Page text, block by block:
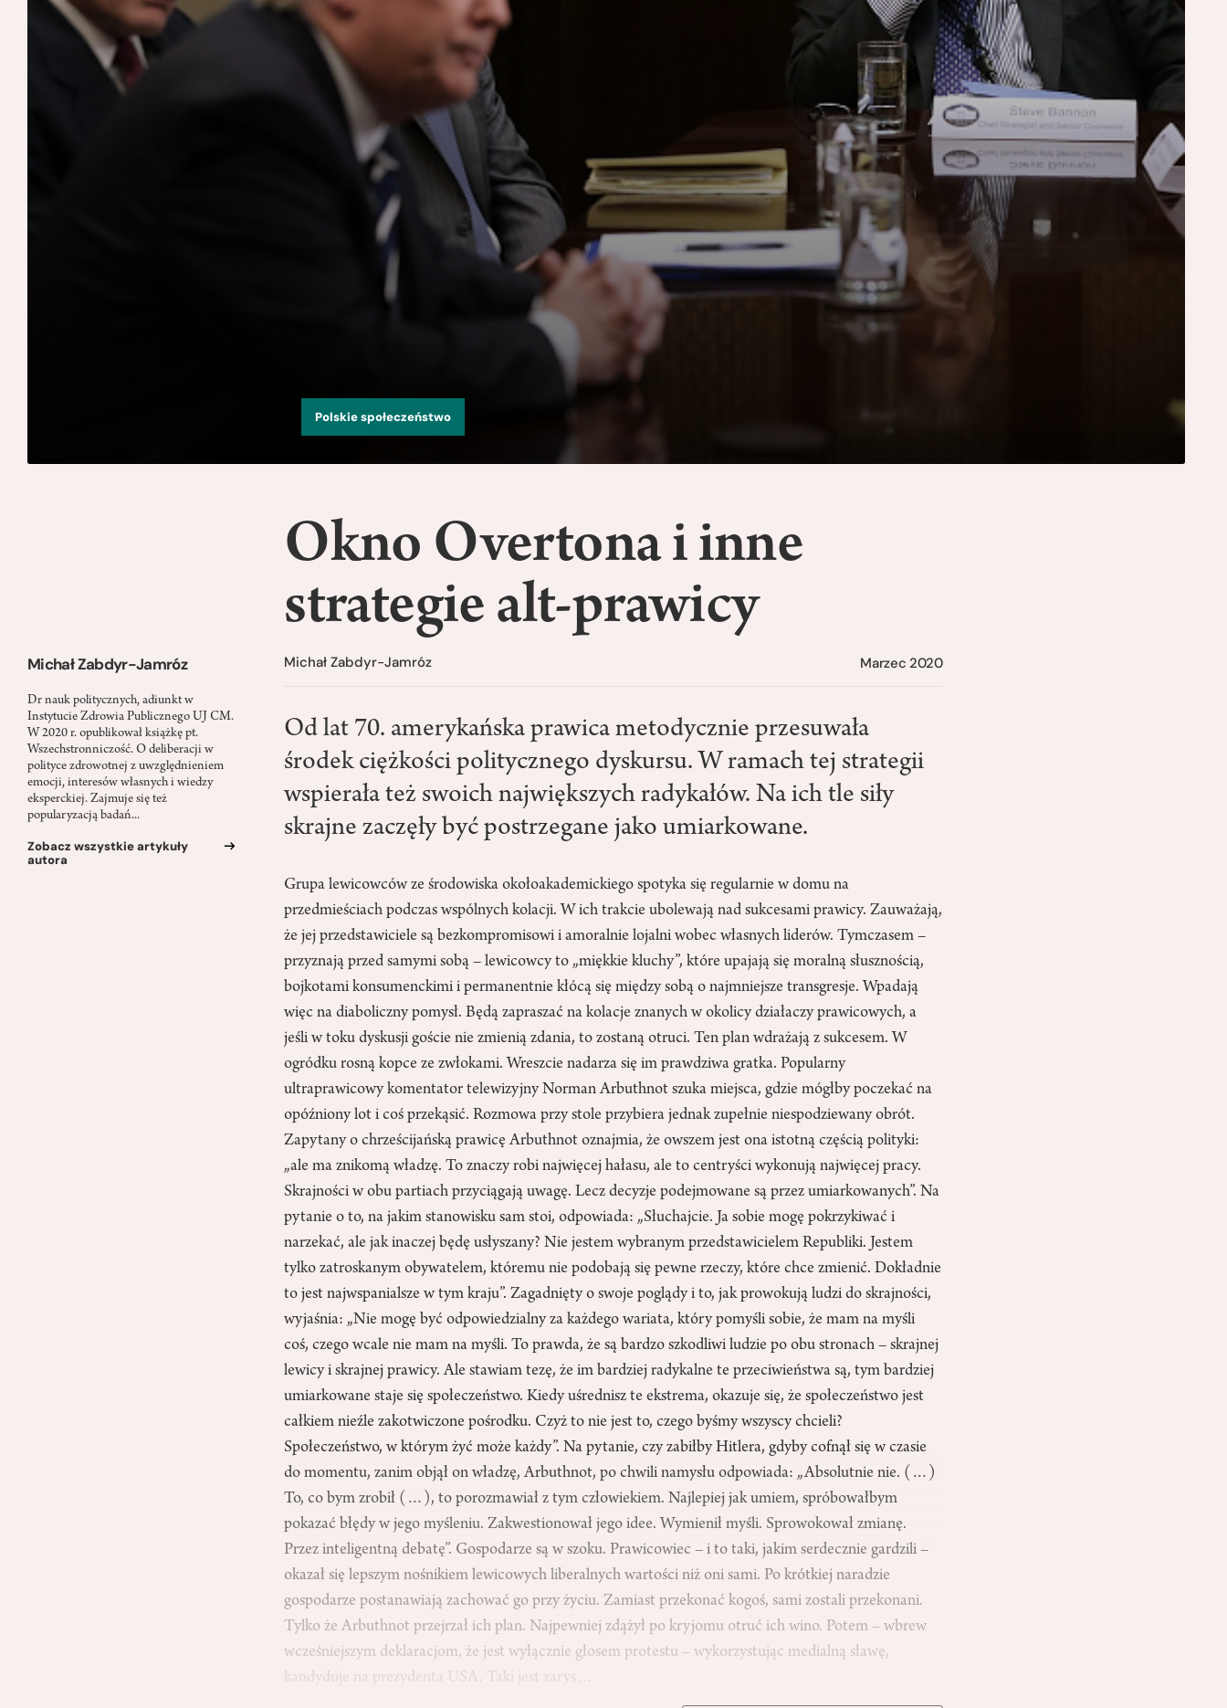
Polskie społeczeństwo
Michał Zabdyr-Jamróz
Dr nauk politycznych, adiunkt w
Instytucie Zdrowia Publicznego UJ CM.
W 2020 r. opublikował książkę pt.
Wszechstronniczość. O deliberacji w
polityce zdrowotnej z uwzględnieniem
emocji, interesów własnych i wiedzy
eksperckiej. Zajmuje się też
popularyzacją badań...
Zobacz wszystkie artykuły
autora
Okno Overtona i inne
strategie alt-prawicy
Michał Zabdyr-Jamróz Marzec 2020
Od lat 70. amerykańska prawica metodycznie przesuwała
środek ciężkości politycznego dyskursu. W ramach tej strategii
wspierała też swoich największych radykałów. Na ich tle siły
skrajne zaczęły być postrzegane jako umiarkowane.
Grupa lewicowców ze środowiska okołoakademickiego spotyka się regularnie w domu na
przedmieściach podczas wspólnych kolacji. W ich trakcie ubolewają nad sukcesami prawicy. Zauważają,
że jej przedstawiciele są bezkompromisowi i amoralnie lojalni wobec własnych liderów. Tymczasem –
przyznają przed samymi sobą – lewicowcy to „miękkie kluchy”, które upajają się moralną słusznością,
bojkotami konsumenckimi i permanentnie kłócą się między sobą o najmniejsze transgresje. Wpadają
więc na diaboliczny pomysł. Będą zapraszać na kolacje znanych w okolicy działaczy prawicowych, a
jeśli w toku dyskusji goście nie zmienią zdania, to zostaną otruci. Ten plan wdrażają z sukcesem. W
ogródku rosną kopce ze zwłokami. Wreszcie nadarza się im prawdziwa gratka. Popularny
ultraprawicowy komentator telewizyjny Norman Arbuthnot szuka miejsca, gdzie mógłby poczekać na
opóźniony lot i coś przekąsić. Rozmowa przy stole przybiera jednak zupełnie niespodziewany obrót.
Zapytany o chrześcijańską prawicę Arbuthnot oznajmia, że owszem jest ona istotną częścią polityki:
„ale ma znikomą władzę. To znaczy robi najwięcej hałasu, ale to centryści wykonują najwięcej pracy.
Skrajności w obu partiach przyciągają uwagę. Lecz decyzje podejmowane są przez umiarkowanych”. Na
pytanie o to, na jakim stanowisku sam stoi, odpowiada: „Słuchajcie. Ja sobie mogę pokrzykiwać i
narzekać, ale jak inaczej będę usłyszany? Nie jestem wybranym przedstawicielem Republiki. Jestem
tylko zatroskanym obywatelem, któremu nie podobają się pewne rzeczy, które chce zmienić. Dokładnie
to jest najwspanialsze w tym kraju”. Zagadnięty o swoje poglądy i to, jak prowokują ludzi do skrajności,
wyjaśnia: „Nie mogę być odpowiedzialny za każdego wariata, który pomyśli sobie, że mam na myśli
coś, czego wcale nie mam na myśli. To prawda, że są bardzo szkodliwi ludzie po obu stronach – skrajnej
lewicy i skrajnej prawicy. Ale stawiam tezę, że im bardziej radykalne te przeciwieństwa są, tym bardziej
umiarkowane staje się społeczeństwo. Kiedy uśrednisz te ekstrema, okazuje się, że społeczeństwo jest
całkiem nieźle zakotwiczone pośrodku. Czyż to nie jest to, czego byśmy wszyscy chcieli?
Społeczeństwo, w którym żyć może każdy”. Na pytanie, czy zabiłby Hitlera, gdyby cofnął się w czasie
do momentu, zanim objął on władzę, Arbuthnot, po chwili namysłu odpowiada: „Absolutnie nie. (…)
To, co bym zrobił (…), to porozmawiał z tym człowiekiem. Najlepiej jak umiem, spróbowałbym
pokazać błędy w jego myśleniu. Zakwestionował jego idee. Wymienił myśli. Sprowokował zmianę.
Przez inteligentną debatę”. Gospodarze są w szoku. Prawicowiec – i to taki, jakim serdecznie gardzili –
okazał się lepszym nośnikiem lewicowych liberalnych wartości niż oni sami. Po krótkiej naradzie
gospodarze postanawiają zachować go przy życiu. Zamiast przekonać kogoś, sami zostali przekonani.
Tylko że Arbuthnot przejrzał ich plan. Najpewniej zdążył po kryjomu otruć ich wino. Potem – wbrew
wcześniejszym deklaracjom, że jest wyłącznie głosem protestu – wykorzystując medialną sławę,
kandyduje na prezydenta USA. Taki jest zarys…